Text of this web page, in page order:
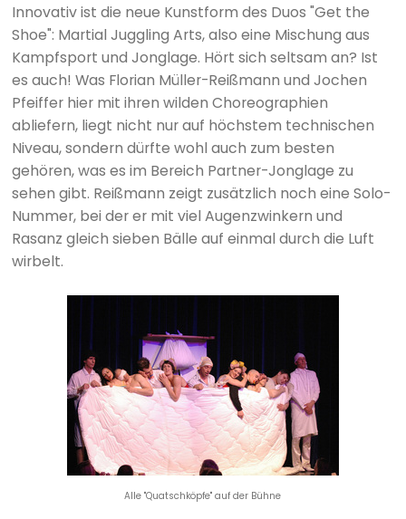
Innovativ ist die neue Kunstform des Duos "Get the
Shoe": Martial Juggling Arts, also eine Mischung aus
Kampfsport und Jonglage. Hört sich seltsam an? Ist
es auch! Was Florian Müller-Reißmann und Jochen
Pfeiffer hier mit ihren wilden Choreographien
abliefern, liegt nicht nur auf höchstem technischen
Niveau, sondern dürfte wohl auch zum besten
gehören, was es im Bereich Partner-Jonglage zu
sehen gibt. Reißmann zeigt zusätzlich noch eine Solo-
Nummer, bei der er mit viel Augenzwinkern und
Rasanz gleich sieben Bälle auf einmal durch die Luft
wirbelt.
Alle "Quatschköpfe" auf der Bühne